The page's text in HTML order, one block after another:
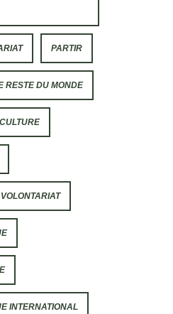
PARTIR
RESTE DU MONDE
INTERNATIONAL